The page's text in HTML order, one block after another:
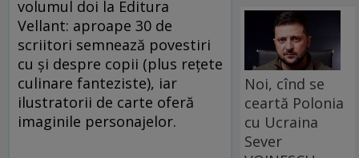
volumul doi la Editura
Vellant: aproape 30 de
scriitori semnează povestiri
cu şi despre copii (plus reţete
culinare fanteziste), iar
ilustratorii de carte oferă
imaginile personajelor.
Noi, cînd se
ceartă Polonia
cu Ucraina
Sever